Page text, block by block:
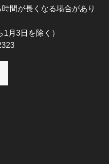
間が長くなる場合があり
1月3日を除く）